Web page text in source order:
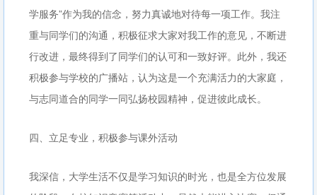
学服务”作为我的信念，努力真诚地对待每一项工作。我注
重与同学们的沟通，积极征求大家对我工作的意见，不断进
行改进，最终得到了同学们的认可和一致好评。此外，我还
积极参与学校的广播站，认为这是一个充满活力的大家庭，
与志同道合的同学一同弘扬校园精神，促进彼此成长。
四、立足专业，积极参与课外活动
我深信，大学生活不仅是学习知识的时光，也是全方位发展